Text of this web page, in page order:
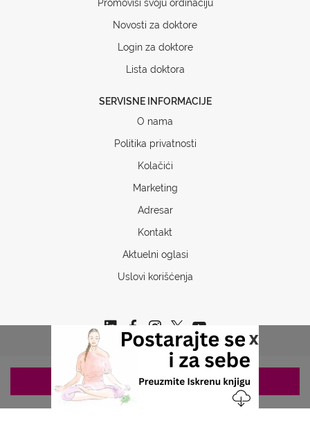
x
Promoviši svoju ordinaciju
Novosti za doktore
Login za doktore
Lista doktora
SERVISNE INFORMACIJE
O nama
Politika privatnosti
Kolačići
Marketing
Adresar
Kontakt
Aktuelni oglasi
Uslovi korišćenja
Copyrights © 2026 Sva prava www.stetoskop.info
ZAKAZIVANJE 063/687-460